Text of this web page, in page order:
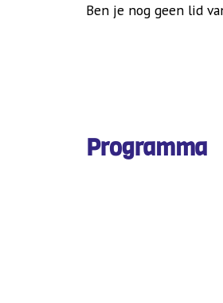
Ben je nog geen lid
Programma